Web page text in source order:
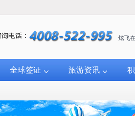
炫飞
全球签证 旅游资讯